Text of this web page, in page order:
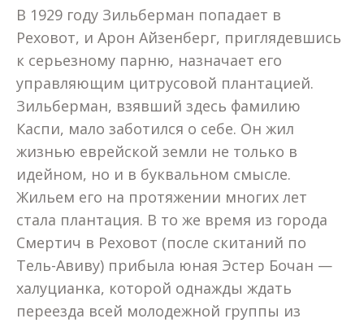
В 1929 году Зильберман попадает в
Реховот, и Арон Айзенберг, приглядевшись
к серьезному парню, назначает его
управляющим цитрусовой плантацией.
Зильберман, взявший здесь фамилию
Каспи, мало заботился о себе. Он жил
жизнью еврейской земли не только в
идейном, но и в буквальном смысле.
Жильем его на протяжении многих лет
стала плантация. В то же время из города
Смертич в Реховот (после скитаний по
Тель-Авиву) прибыла юная Эстер Бочан —
халуцианка, которой однажды ждать
переезда всей молодежной группы из